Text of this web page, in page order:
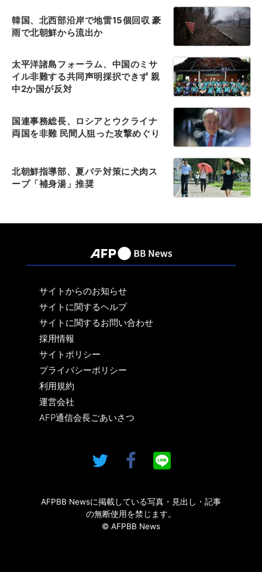
韓国、北西部沿岸で地雷15個回収 豪
雨で北朝鮮から流出か
太平洋諸島フォーラム、中国のミサ
イル非難する共同声明採択できず 親
中2か国が反対
国連事務総長、ロシアとウクライナ
両国を非難 民間人狙った攻撃めぐり
北朝鮮指導部、夏バテ対策に犬肉ス
ープ「補身湯」推奨
サイトからのお知らせ
サイトに関するヘルプ
サイトに関するお問い合わせ
採用情報
サイトポリシー
プライバシーポリシー
利用規約
運営会社
AFP通信会長ごあいさつ
AFPBB Newsに掲載している写真・見出し・記事
の無断使用を禁じます。
© AFPBB News